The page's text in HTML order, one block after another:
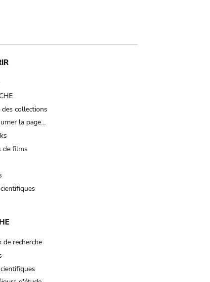
des collections
la page…
de films
de recherche